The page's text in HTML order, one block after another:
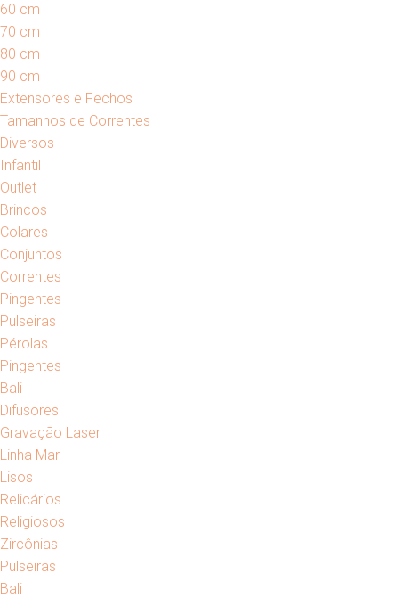
60 cm
70 cm
80 cm
90 cm
Extensores e Fechos
Tamanhos de Correntes
Diversos
Infantil
Outlet
Brincos
Colares
Conjuntos
Correntes
Pingentes
Pulseiras
Pérolas
Pingentes
Bali
Difusores
Gravação Laser
Linha Mar
Lisos
Relicários
Religiosos
Zircônias
Pulseiras
Bali